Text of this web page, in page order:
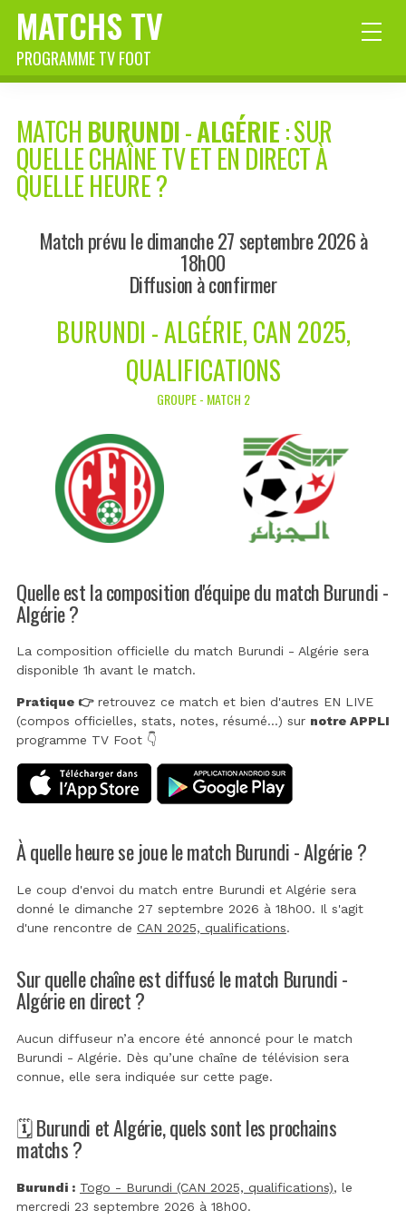
MATCHS TV
PROGRAMME TV FOOT
MATCH BURUNDI-ALGÉRIE: SUR
QUELLE CHAÎNE TV ET EN DIRECT À
QUELLE HEURE ?
Match prévu le dimanche 27 septembre 2026 à
18h00
Diffusion à confirmer
BURUNDI - ALGÉRIE, CAN 2025,
QUALIFICATIONS
GROUPE - MATCH 2
Quelle est la composition d'équipe du match Burundi -
Algérie ?
La composition officielle du match Burundi - Algérie sera
disponible 1h avant le match.
Pratique 👉retrouvez ce match et bien d'autres EN LIVE
(compos officielles, stats, notes, résumé...) sur notre APPLI
programme TV Foot 👇
À quelle heure se joue le match Burundi - Algérie ?
Le coup d'envoi du match entre Burundi et Algérie sera
donné le dimanche 27 septembre 2026 à 18h00. Il s'agit
d'une rencontre de CAN 2025, qualifications.
Sur quelle chaîne est diffusé le match Burundi -
Algérie en direct ?
Aucun diffuseur n’a encore été annoncé pour le match
Burundi - Algérie. Dès qu’une chaîne de télévision sera
connue, elle sera indiquée sur cette page.
🗓️ Burundi et Algérie, quels sont les prochains
matchs ?
Burundi : Togo - Burundi (CAN 2025, qualifications), le
mercredi 23 septembre 2026 à 18h00.